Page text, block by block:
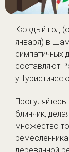
Каждый год
января) в
симпатичных
составляют
у
блинчик,
множество